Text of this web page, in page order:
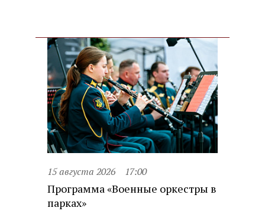
15 августа 2026 17:00
Программа «Военные оркестры в
парках»